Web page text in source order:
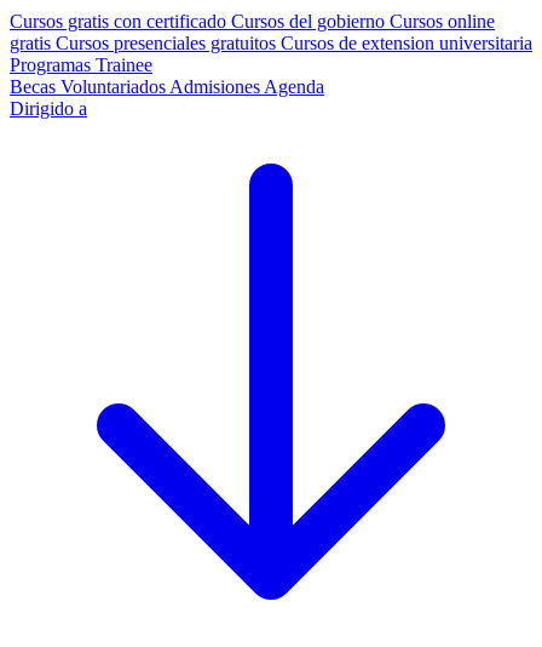
Cursos gratis con certificado Cursos del gobierno Cursos online
gratis Cursos presenciales gratuitos Cursos de extension universitaria
Programas Trainee
Becas Voluntariados Admisiones Agenda
Dirigido a